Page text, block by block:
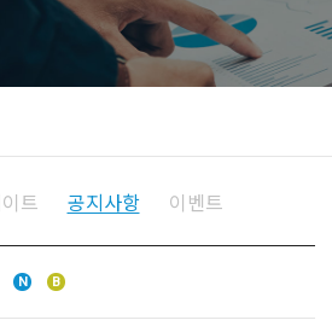
트 공지사항 이벤트
N B